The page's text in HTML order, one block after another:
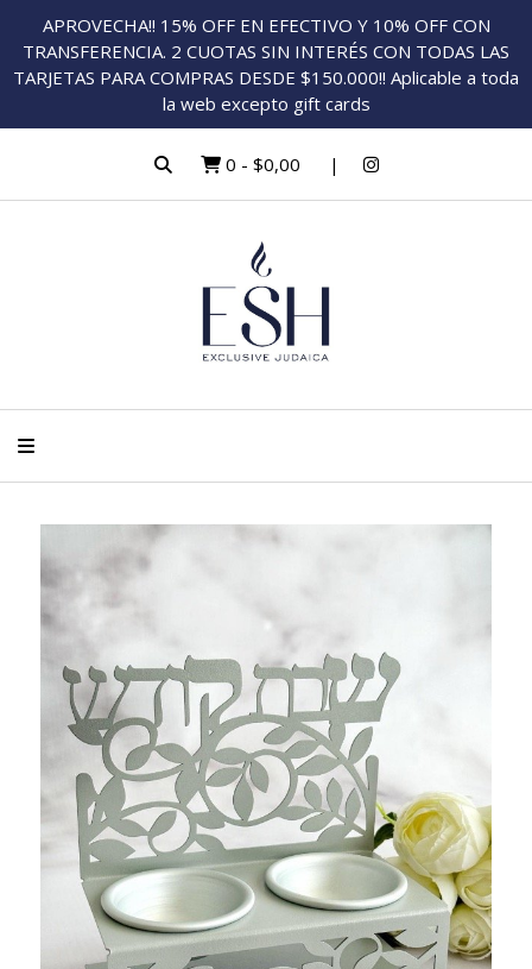
APROVECHA!! 15% OFF EN EFECTIVO Y 10% OFF CON
TRANSFERENCIA. 2 CUOTAS SIN INTERÉS CON TODAS LAS
TARJETAS PARA COMPRAS DESDE $150.000!! Aplicable a toda
la web excepto gift cards
0 - $0,00